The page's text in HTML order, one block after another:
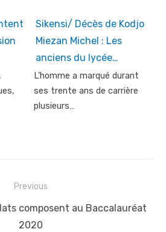
Sikensi/ Décès de Kodjo
Miezan Michel : Les
anciens du lycée…
L’homme a marqué durant
ses trente ans de carrière
plusieurs…
Previous
composent au Baccalauréat
2020